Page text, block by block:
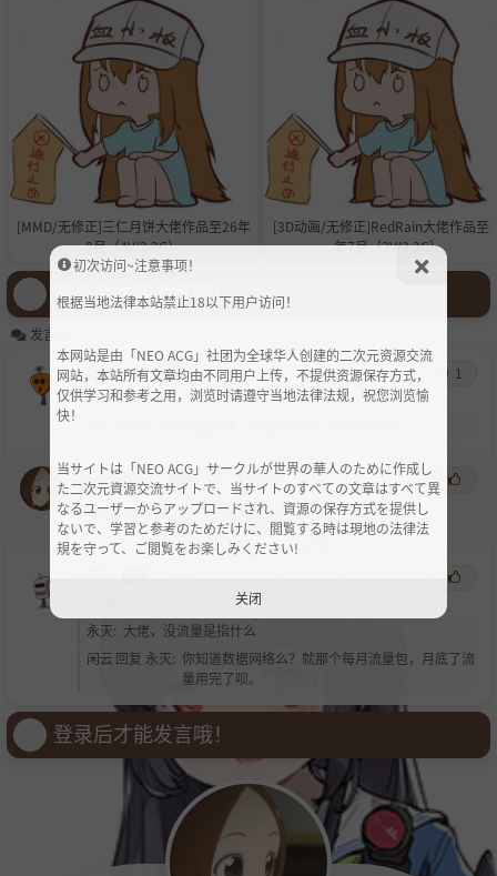
[MMD/无修正]三仁月饼大佬作品至26年
8月（4V/2.2G）
[3D动画/无修正]RedRain大佬作品至
年7月（2V/2.2G）
登录后才能发言哦！
发言区
az114514
心 2个月前
1
作品类型和ハムカツ这位有点像
TakagiOwO 心 UP
2个月前
外面为什么显示不了预览图
没流量，这也太现实了 吧:-D
永灭: 大佬，没流量是指什么
闲云 回复 永灭: 你知道数据网络么？就那个每月流量包，月底了流
量用完了呗。
登录后才能发言哦！
初次访问~注意事项！
根据当地法律本站禁止18以下用户访问！
本网站是由「NEO ACG」社团为全球华人创建的二次元资源交流
网站，本站所有文章均由不同用户上传，不提供资源保存方式，
仅供学习和参考之用，浏览时请遵守当地法律法规，祝您浏览愉
快！
当サイトは「NEO ACG」サークルが世界の華人のために作成し
た二次元資源交流サイトで、当サイトのすべての文章はすべて異
なるユーザーからアップロードされ、資源の保存方式を提供し
ないで、学習と参考のためだけに、閲覧する時は現地の法律法
規を守って、ご閲覧をお楽しみください!
关闭